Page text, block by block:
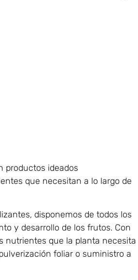
productos ideados
que necesitan a lo largo de
disponemos de todos los
y desarrollo de los frutos. Con
nutrientes que la planta necesita
foliar o suministro a